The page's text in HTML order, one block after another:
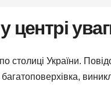
центрі
столиці України.